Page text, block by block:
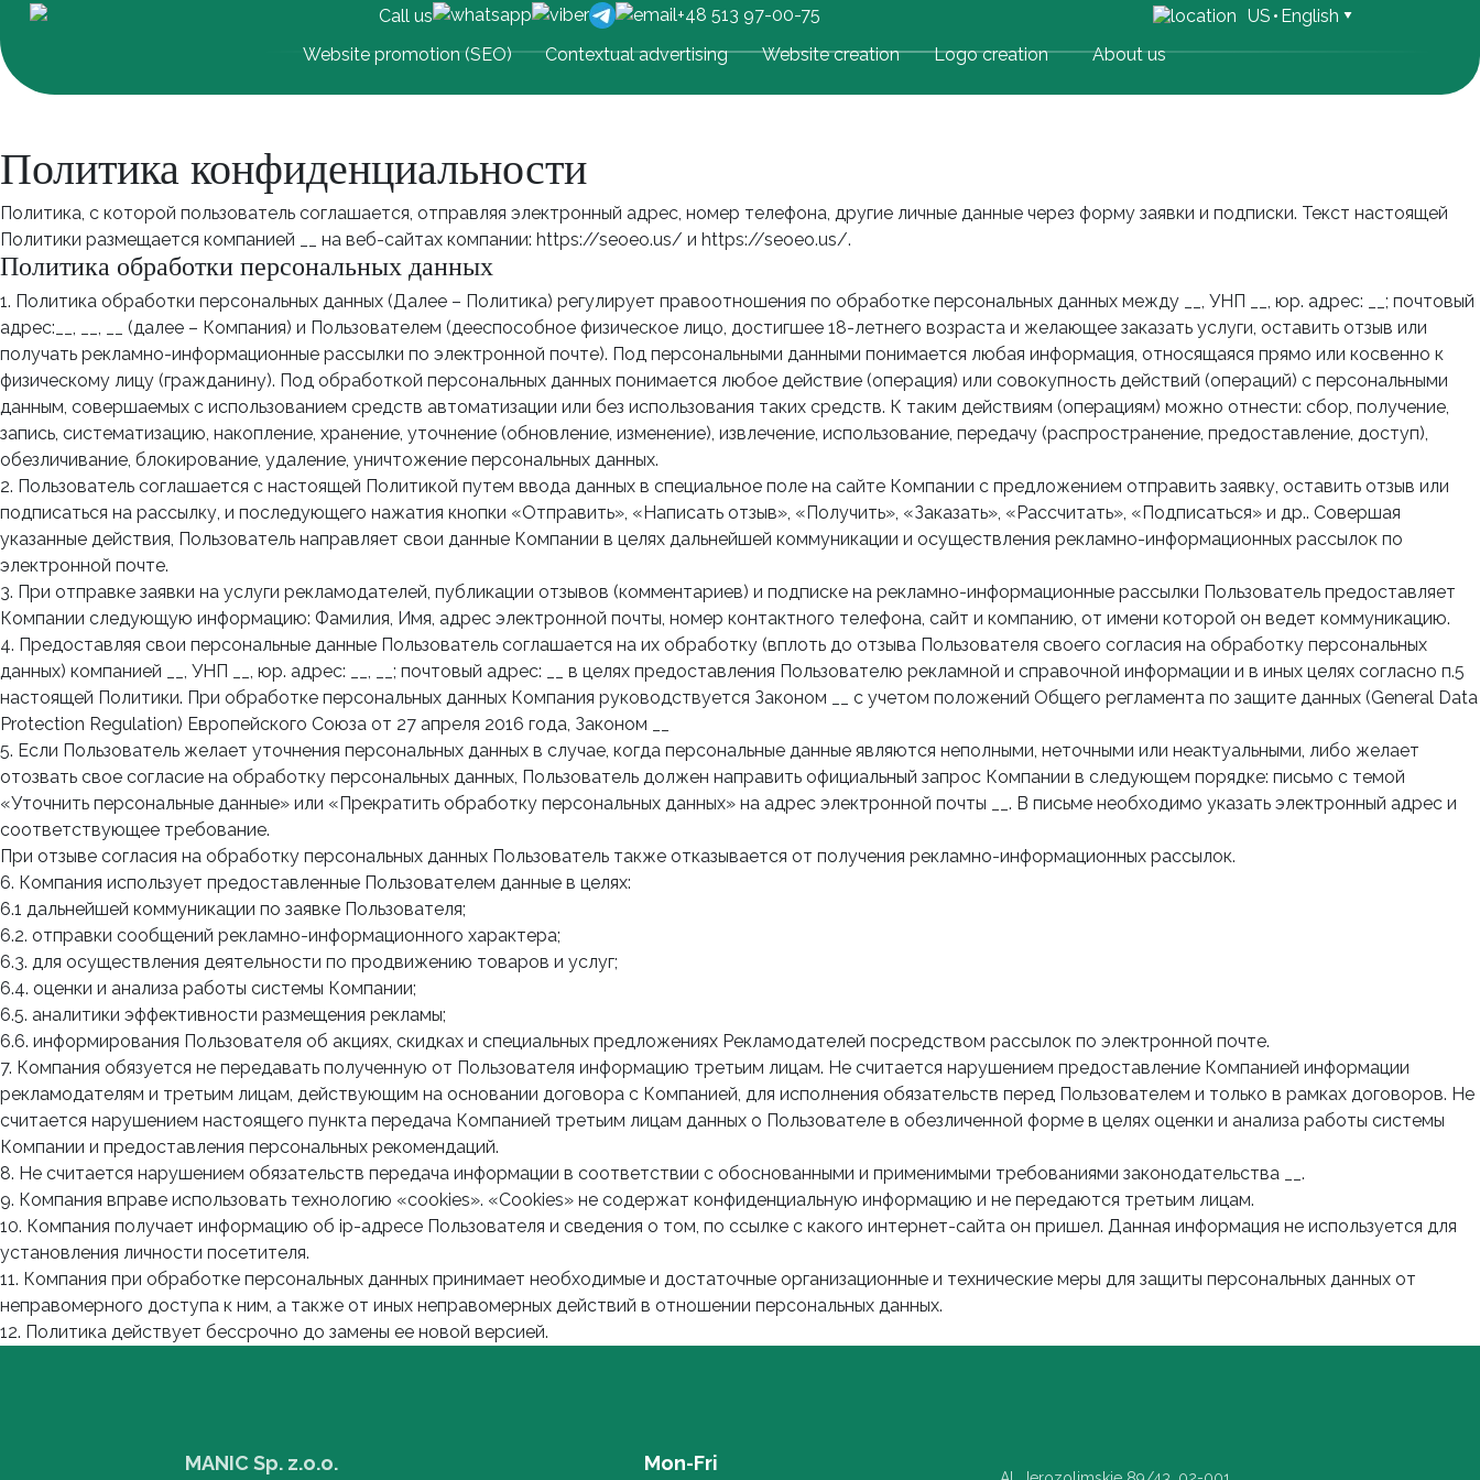
Call us +48 513 97-00-75 US English
Website promotion (SEO)
Contextual advertising Website creation Logo creation About us
Политика конфиденциальности
Политика, с которой пользователь соглашается, отправляя электронный адрес, номер телефона, другие личные данные через форму заявки и подписки. Текст настоящей
Политики размещается компанией __ на веб-сайтах компании: https://seoeo.us/ и https://seoeo.us/.
Политика обработки персональных данных
1. Политика обработки персональных данных (Далее – Политика) регулирует правоотношения по обработке персональных данных между __, УНП __, юр. адрес: __; почтовый
адрес:__, __, __ (далее – Компания) и Пользователем (дееспособное физическое лицо, достигшее 18-летнего возраста и желающее заказать услуги, оставить отзыв или
получать рекламно-информационные рассылки по электронной почте). Под персональными данными понимается любая информация, относящаяся прямо или косвенно к
физическому лицу (гражданину). Под обработкой персональных данных понимается любое действие (операция) или совокупность действий (операций) с персональными
данным, совершаемых с использованием средств автоматизации или без использования таких средств. К таким действиям (операциям) можно отнести: сбор, получение,
запись, систематизацию, накопление, хранение, уточнение (обновление, изменение), извлечение, использование, передачу (распространение, предоставление, доступ),
обезличивание, блокирование, удаление, уничтожение персональных данных.
2. Пользователь соглашается с настоящей Политикой путем ввода данных в специальное поле на сайте Компании с предложением отправить заявку, оставить отзыв или
подписаться на рассылку, и последующего нажатия кнопки «Отправить», «Написать отзыв», «Получить», «Заказать», «Рассчитать», «Подписаться» и др.. Совершая
указанные действия, Пользователь направляет свои данные Компании в целях дальнейшей коммуникации и осуществления рекламно-информационных рассылок по
электронной почте.
3. При отправке заявки на услуги рекламодателей, публикации отзывов (комментариев) и подписке на рекламно-информационные рассылки Пользователь предоставляет
Компании следующую информацию: Фамилия, Имя, адрес электронной почты, номер контактного телефона, сайт и компанию, от имени которой он ведет коммуникацию.
4. Предоставляя свои персональные данные Пользователь соглашается на их обработку (вплоть до отзыва Пользователя своего согласия на обработку персональных
данных) компанией __, УНП __, юр. адрес: __, __; почтовый адрес: __ в целях предоставления Пользователю рекламной и справочной информации и в иных целях согласно п.5
настоящей Политики. При обработке персональных данных Компания руководствуется Законом __ с учетом положений Общего регламента по защите данных (General Data
Protection Regulation) Европейского Союза от 27 апреля 2016 года, Законом __
5. Если Пользователь желает уточнения персональных данных в случае, когда персональные данные являются неполными, неточными или неактуальными, либо желает
отозвать свое согласие на обработку персональных данных, Пользователь должен направить официальный запрос Компании в следующем порядке: письмо с темой
«Уточнить персональные данные» или «Прекратить обработку персональных данных» на адрес электронной почты __. В письме необходимо указать электронный адрес и
соответствующее требование.
При отзыве согласия на обработку персональных данных Пользователь также отказывается от получения рекламно-информационных рассылок.
6. Компания использует предоставленные Пользователем данные в целях:
6.1 дальнейшей коммуникации по заявке Пользователя;
6.2. отправки сообщений рекламно-информационного характера;
6.3. для осуществления деятельности по продвижению товаров и услуг;
6.4. оценки и анализа работы системы Компании;
6.5. аналитики эффективности размещения рекламы;
6.6. информирования Пользователя об акциях, скидках и специальных предложениях Рекламодателей посредством рассылок по электронной почте.
7. Компания обязуется не передавать полученную от Пользователя информацию третьим лицам. Не считается нарушением предоставление Компанией информации
рекламодателям и третьим лицам, действующим на основании договора с Компанией, для исполнения обязательств перед Пользователем и только в рамках договоров. Не
считается нарушением настоящего пункта передача Компанией третьим лицам данных о Пользователе в обезличенной форме в целях оценки и анализа работы системы
Компании и предоставления персональных рекомендаций.
8. Не считается нарушением обязательств передача информации в соответствии с обоснованными и применимыми требованиями законодательства __.
9. Компания вправе использовать технологию «cookies». «Cookies» не содержат конфиденциальную информацию и не передаются третьим лицам.
10. Компания получает информацию об ip-адресе Пользователя и сведения о том, по ссылке с какого интернет-сайта он пришел. Данная информация не используется для
установления личности посетителя.
11. Компания при обработке персональных данных принимает необходимые и достаточные организационные и технические меры для защиты персональных данных от
неправомерного доступа к ним, а также от иных неправомерных действий в отношении персональных данных.
12. Политика действует бессрочно до замены ее новой версией.
MANIC Sp. z.o.o. Mon-Fri